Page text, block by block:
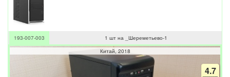
193-007-003
1 шт на _Шереметьево-1
Китай 2018
4.7